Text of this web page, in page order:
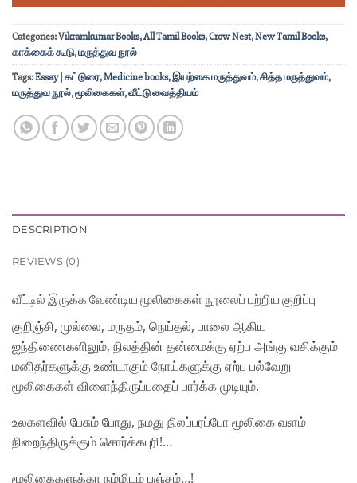
Categories:Vikramkumar Books,All Tamil Books,Crow Nest,New Tamil Books,
காக்கைக் கூடு,மருத்துவ நூல்
Tags:Essay | கட்டுரை,Medicine books,இயற்கை மருத்துவம்,சித்த மருத்துவம்,
மருத்துவ நூல்,மூலிகைகள்,வீட்டு வைத்தியம்
DESCRIPTION
REVIEWS (0)
வீட்டில் இருக்க வேண்டிய மூலிகைகள் நூலைப் பற்றிய குறிப்பு
குறிஞ்சி, முல்லை, மருதம், நெய்தல், பாலை ஆகிய
ஐந்திணைகளிலும், நிலத்தின் தன்மைக்கு ஏற்ப அங்கு வசிக்கும்
மனிதர்களுக்கு உண்டாகும் நோய்களுக்கு ஏற்ப பல்வேறு
மூலிகைகள் விளைந்திருப்பதைப் பார்க்க முடியும்.
உலகளவில் பேசும் போது, நமது நிலப்பரப்போ மூலிகை வளம்
நிறைந்திருக்கும் சொர்க்கபுரி!…
மூலிகைகளுக்கா நம்மிடம் பஞ்சம்…!